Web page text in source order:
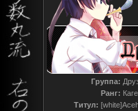
Группа:
Ранг: Каге
Титул: